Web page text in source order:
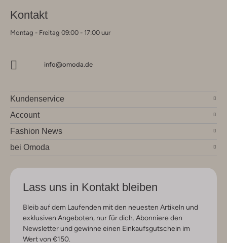
Kontakt
Montag - Freitag 09:00 - 17:00 uur
info@omoda.de
Kundenservice
Account
Fashion News
bei Omoda
Lass uns in Kontakt bleiben
Bleib auf dem Laufenden mit den neuesten Artikeln und
exklusiven Angeboten, nur für dich. Abonniere den
Newsletter und gewinne einen Einkaufsgutschein im
Wert von €150.